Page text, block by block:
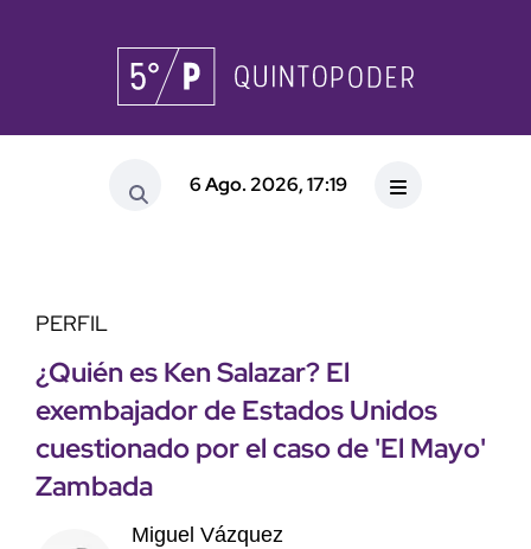
6 Ago. 2026, 17:19
PERFIL
¿Quién es Ken Salazar? El
exembajador de Estados Unidos
cuestionado por el caso de 'El Mayo'
Zambada
Miguel Vázquez